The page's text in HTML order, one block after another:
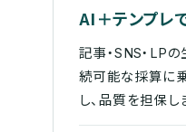
AI＋テンプレ
記事・SNS・LP
続可能な採算に
し、品質を担保